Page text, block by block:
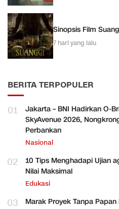
Sinopsis Film
7 hari yang lalu
BERITA TERPOPULER
01
Jakarta – BNI Hadirkan O-
SkyAvenue 2026,
Perbankan
Nasional
02
10 Tips Menghadapi Ujian
Nilai Maksimal
Edukasi
03
Marak Proyek Tanpa